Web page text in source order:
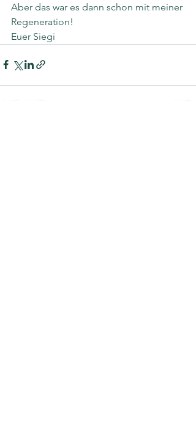
Aber das war es dann schon mit meiner
Regeneration!
Euer Siegi